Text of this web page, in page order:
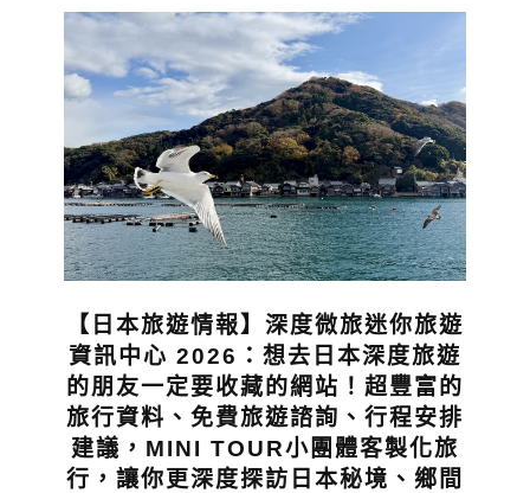
【日本旅遊情報】深度微旅迷你旅遊
資訊中心 2026：想去日本深度旅遊
的朋友一定要收藏的網站！超豐富的
旅行資料、免費旅遊諮詢、行程安排
建議，MINI TOUR小團體客製化旅
行，讓你更深度探訪日本秘境、鄉間